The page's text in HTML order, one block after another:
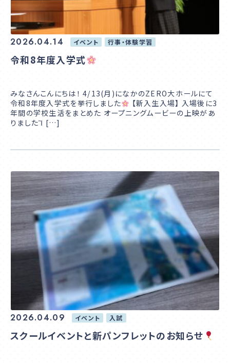
2026.04.14 イベント 行事・体験学習
令和8年度入学式
みなさんこんにちは！ 4/13(月)になかのZERO大ホールにて
令和8年度入学式を挙行しました
【新入生入場】 入場後に3
年間の学校生活をまとめた オープニングムービーの上映があ
りましたἺ […]
2026.04.09 イベント 入試
スクールイベントと新パンフレットのお知らせ